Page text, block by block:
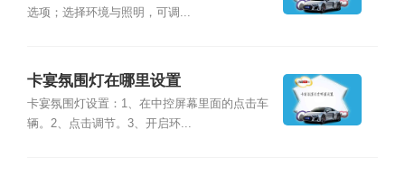
选项；选择环境与照明，可调...
卡宴氛围灯在哪里设置
卡宴氛围灯设置：1、在中控屏幕里面的点击车
辆。2、点击调节。3、开启环...